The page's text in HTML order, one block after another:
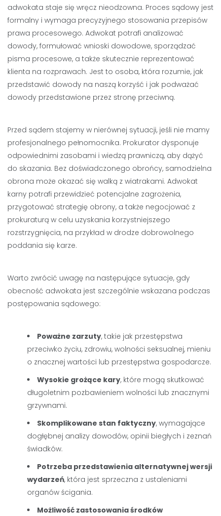
adwokata staje się wręcz nieodzowna. Proces sądowy jest
formalny i wymaga precyzyjnego stosowania przepisów
prawa procesowego. Adwokat potrafi analizować
dowody, formułować wnioski dowodowe, sporządzać
pisma procesowe, a także skutecznie reprezentować
klienta na rozprawach. Jest to osoba, która rozumie, jak
przedstawić dowody na naszą korzyść i jak podważać
dowody przedstawione przez stronę przeciwną.
Przed sądem stajemy w nierównej sytuacji, jeśli nie mamy
profesjonalnego pełnomocnika. Prokurator dysponuje
odpowiednimi zasobami i wiedzą prawniczą, aby dążyć
do skazania. Bez doświadczonego obrońcy, samodzielna
obrona może okazać się walką z wiatrakami. Adwokat
karny potrafi przewidzieć potencjalne zagrożenia,
przygotować strategię obrony, a także negocjować z
prokuraturą w celu uzyskania korzystniejszego
rozstrzygnięcia, na przykład w drodze dobrowolnego
poddania się karze.
Warto zwrócić uwagę na następujące sytuacje, gdy
obecność adwokata jest szczególnie wskazana podczas
postępowania sądowego:
Poważne zarzuty, takie jak przestępstwa
przeciwko życiu, zdrowiu, wolności seksualnej, mieniu
o znacznej wartości lub przestępstwa gospodarcze.
Wysokie grożące kary, które mogą skutkować
długoletnim pozbawieniem wolności lub znacznymi
grzywnami.
Skomplikowane stan faktyczny, wymagające
dogłębnej analizy dowodów, opinii biegłych i zeznań
świadków.
Potrzeba przedstawienia alternatywnej wersji
wydarzeń, która jest sprzeczna z ustaleniami
organów ścigania.
Możliwość zastosowania środków